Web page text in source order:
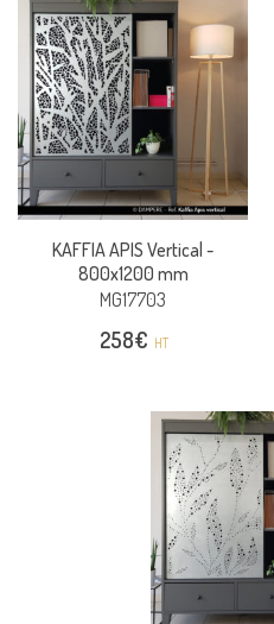
KAFFIA APIS Vertical -
800x1200 mm
MG17703
258€ HT